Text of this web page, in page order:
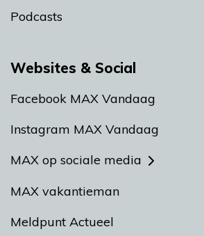
Podcasts
Websites & Social
Facebook MAX Vandaag
Instagram MAX Vandaag
MAX op sociale media
MAX vakantieman
Meldpunt Actueel